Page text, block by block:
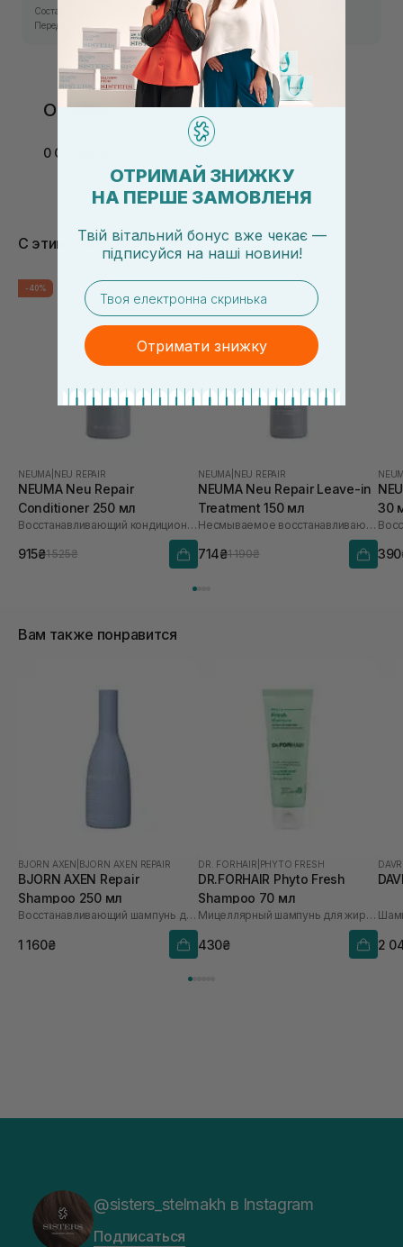
Состав средства может изменяться производителем.
Перед использованием ознакомьтесь с информацией на упаковке.
Отзывы
0 Отзывов
С этим товаром покупают
-40%
NEUMA NEU REPAIR
NEUMA Neu Repair
Conditioner 250 мл
Восстанавливающий кондиционер для волос
915₴1 525₴
NEUMA NEU REPAIR
NEUMA Neu Repair Leave-in
Treatment 150 мл
Несмываемое восстанавливающее средство для волос
714₴1 190₴
30
Вам также понравится
BJORN AXEN BJORN AXEN REPAIR
BJORN AXEN Repair
Shampoo 250 мл
Восстанавливающий шампунь для волос
1 160₴
DR. FORHAIR PHYTO FRESH
DR.FORHAIR Phyto Fresh
Shampoo 70 мл
Мицеллярный шампунь для жирной кожи головы
430₴ 2
@sisters_stelmakh в Instagram
Подписаться
ОТРИМАЙ ЗНИЖКУ
НА ПЕРШЕ ЗАМОВЛЕНЯ
Твій вітальний бонус вже чекає —
підписуйся на наші новини!
email
Отримати знижку